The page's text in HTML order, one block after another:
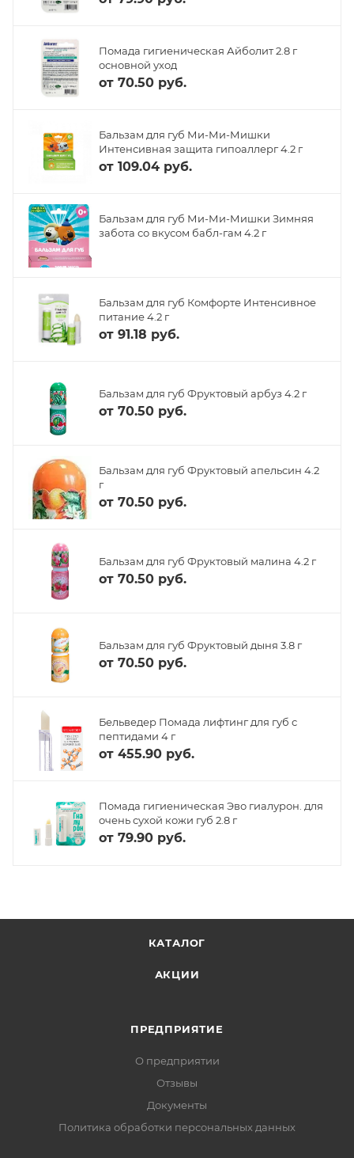
Помада гигиеническая Айболит 2.8 г
основной уход
от 70.50 руб.
Бальзам для губ Ми-Ми-Мишки
Интенсивная защита гипоаллерг 4.2 г
от 109.04 руб.
Бальзам для губ Ми-Ми-Мишки Зимняя
забота со вкусом бабл-гам 4.2 г
Бальзам для губ Комфорте Интенсивное
питание 4.2 г
от 91.18 руб.
Бальзам для губ Фруктовый арбуз 4.2 г
от 70.50 руб.
Бальзам для губ Фруктовый апельсин 4.2
г
от 70.50 руб.
Бальзам для губ Фруктовый малина 4.2 г
от 70.50 руб.
Бальзам для губ Фруктовый дыня 3.8 г
от 70.50 руб.
Бельведер Помада лифтинг для губ с
пептидами 4 г
от 455.90 руб.
Помада гигиеническая Эво гиалурон. для
очень сухой кожи губ 2.8 г
от 79.90 руб.
КАТАЛОГ
АКЦИИ
ПРЕДПРИЯТИЕ
О предприятии
Отзывы
Документы
Политика обработки персональных данных